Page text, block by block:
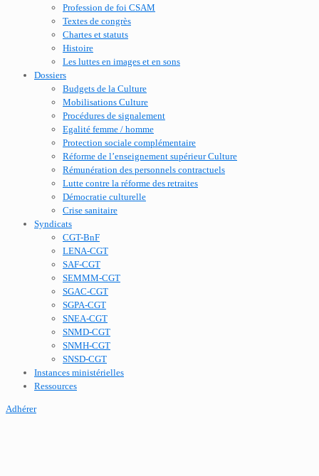
Profession de foi CSAM
Textes de congrès
Chartes et statuts
Histoire
Les luttes en images et en sons
Dossiers
Budgets de la Culture
Mobilisations Culture
Procédures de signalement
Egalité femme / homme
Protection sociale complémentaire
Réforme de l’enseignement supérieur Culture
Rémunération des personnels contractuels
Lutte contre la réforme des retraites
Démocratie culturelle
Crise sanitaire
Syndicats
CGT-BnF
LENA-CGT
SAF-CGT
SEMMM-CGT
SGAC-CGT
SGPA-CGT
SNEA-CGT
SNMD-CGT
SNMH-CGT
SNSD-CGT
Instances ministérielles
Ressources
Adhérer